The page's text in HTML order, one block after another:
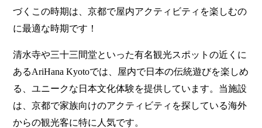
づくこの時期は、京都で屋内アクティビティを楽しむの
に最適な時期です！
清水寺や三十三間堂といった有名観光スポットの近くに
あるAriHana Kyotoでは、屋内で日本の伝統遊びを楽しめ
る、ユニークな日本文化体験を提供しています。当施設
は、京都で家族向けのアクティビティを探している海外
からの観光客に特に人気です。